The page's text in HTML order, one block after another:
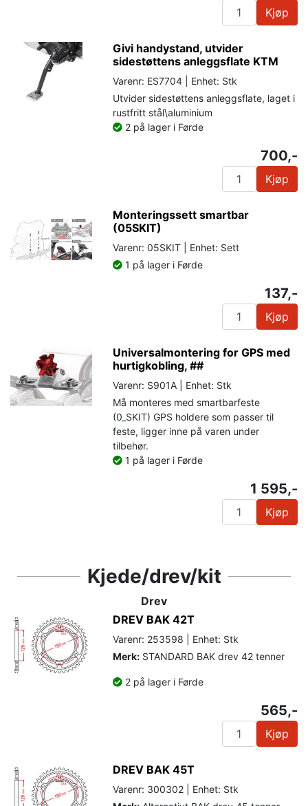
Kjøp
Givi handystand, utvider
sidestøttens anleggsflate KTM
Varenr: ES7704 | Enhet: Stk
Utvider sidestøttens anleggsflate, laget i
rustfritt stål\aluminium
2 på lager i Førde
700,-
Kjøp
Monteringssett smartbar
(05SKIT)
Varenr: 05SKIT | Enhet: Sett
1 på lager i Førde
137,-
Kjøp
Universalmontering for GPS med
hurtigkobling, ##
Varenr: S901A | Enhet: Stk
Må monteres med smartbarfeste
(0_SKIT) GPS holdere som passer til
feste, ligger inne på varen under
tilbehør.
1 på lager i Førde
1 595,-
Kjøp
Kjede/drev/kit
Drev
DREV BAK 42T
Varenr: 253598 | Enhet: Stk
Merk: STANDARD BAK drev 42 tenner
2 på lager i Førde
565,-
Kjøp
DREV BAK 45T
Varenr: 300302 | Enhet: Stk